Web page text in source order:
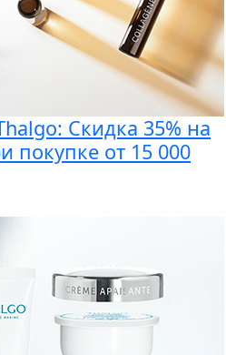
Скидка 35% на
покупке от 15 000